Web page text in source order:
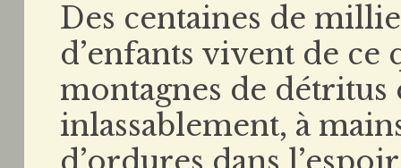
Des centaines de
d’enfants vivent de ce
montagnes de
inlassablement, à